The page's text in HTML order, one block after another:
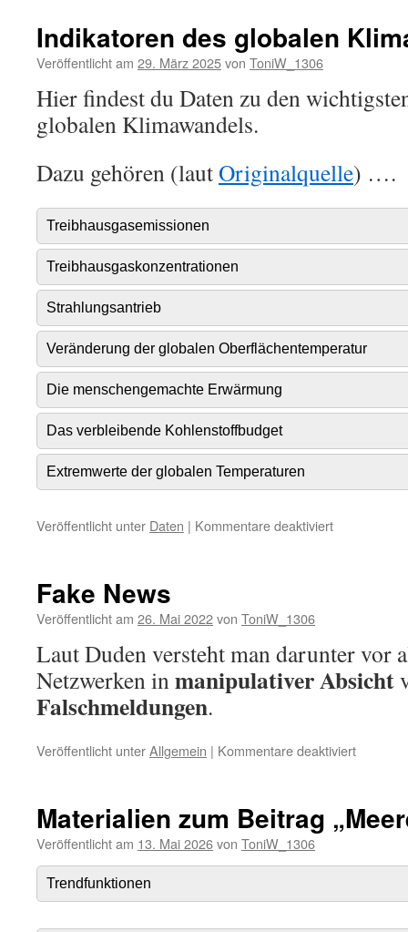
Indikatoren des globalen
Veröffentlicht am 29. März 2025von ToniW_1306
Hier findest du Daten zu den
globalen Klimawandels.
Dazu gehören (lautOriginalquelle) ….
Treibhausgasemissionen
Treibhausgaskonzentrationen
Strahlungsantrieb
Veränderung der globalen Oberflächentemperatur
Die menschengemachte Erwärmung
Das verbleibende Kohlenstoffbudget
Extremwerte der globalen Temperaturen
Veröffentlicht unter Daten | Kommentare deaktiviertfür
Fake News
Veröffentlicht am 26. Mai 2022von ToniW_1306
Laut Duden versteht man darunter vor
Netzwerken inmanipulativerAbsicht
Falschmeldungen.
Veröffentlicht unterAllgemein | Kommentare deaktiviertfür
Materialien zum Beitrag
Veröffentlicht am 13. Mai 2026von ToniW_1306
Trendfunktionen